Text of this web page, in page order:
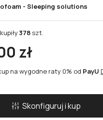
- Sleeping solutions
kupiły378szt.
zł
na wygodne raty 0% od PayU
Skonfiguruj i kup